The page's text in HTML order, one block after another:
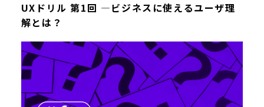
UXドリル 第1回 ―ビジネスに使えるユーザ理
解とは？